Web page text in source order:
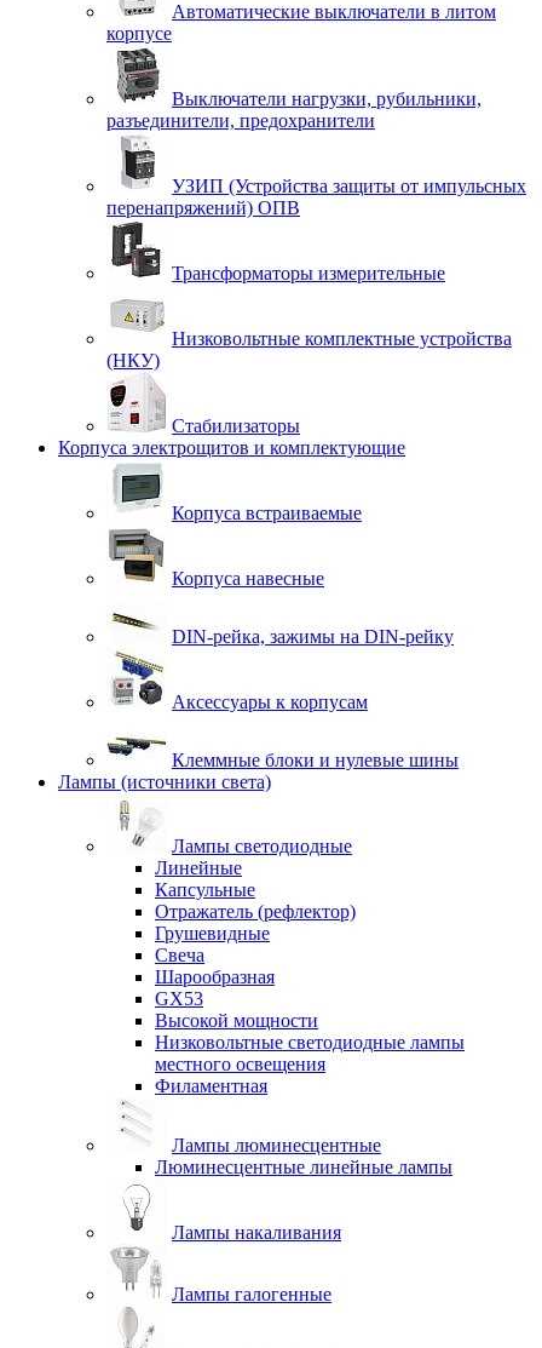
Автоматические выключатели в литом
корпусе
Выключатели нагрузки, рубильники,
разъединители, предохранители
УЗИП (Устройства защиты от импульсных
перенапряжений) ОПВ
Трансформаторы измерительные
Низковольтные комплектные устройства
(НКУ)
Стабилизаторы
Корпуса электрощитов и комплектующие
Корпуса встраиваемые
Корпуса навесные
DIN-рейка, зажимы на DIN-рейку
Аксессуары к корпусам
Клеммные блоки и нулевые шины
Лампы (источники света)
Лампы светодиодные
Линейные
Капсульные
Отражатель (рефлектор)
Грушевидные
Свеча
Шарообразная
GX53
Высокой мощности
Низковольтные светодиодные лампы
местного освещения
Филаментная
Лампы люминесцентные
Люминесцентные линейные лампы
Лампы накаливания
Лампы галогенные